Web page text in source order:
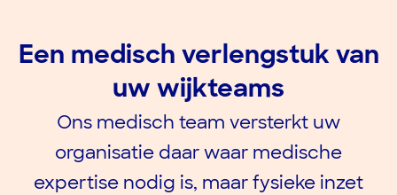
Een medisch verlengstuk van
uw wijkteams
Ons medisch team versterkt uw
organisatie daar waar medische
expertise nodig is, maar fysieke inzet